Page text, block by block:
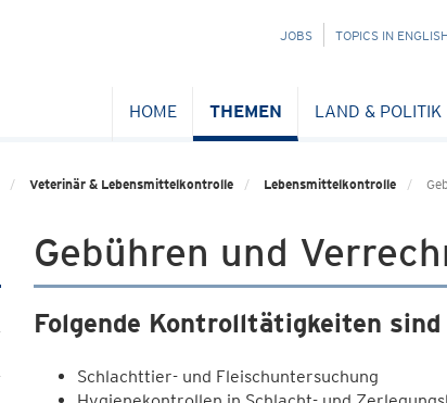
NAVIGATION
JOBS TOPICS IN
HOME THEMEN LAND & POLITIK
Veterinär & Lebensmittelkontrolle Lebensmittelkontrolle
Gebühren und
Folgende Kontrolltätigkeiten
Schlachttier- und Fleischuntersuchung